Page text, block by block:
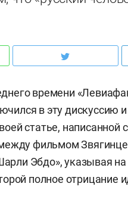
времени
в эту дискуссию
статье, написанной
фильмом
Эбдо», указывая на
полное отрицание